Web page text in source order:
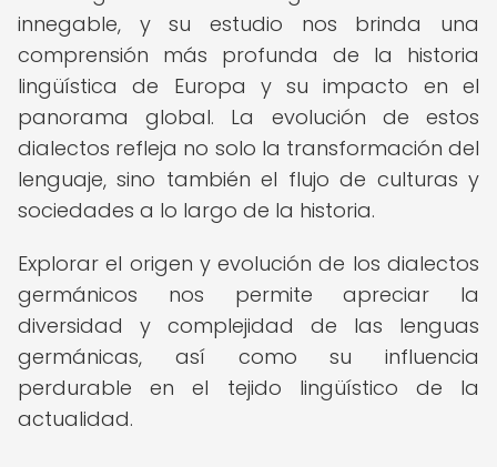
innegable, y su estudio nos brinda una
comprensión más profunda de la historia
lingüística de Europa y su impacto en el
panorama global. La evolución de estos
dialectos refleja no solo la transformación del
lenguaje, sino también el flujo de culturas y
sociedades a lo largo de la historia.
Explorar el origen y evolución de los dialectos
germánicos nos permite apreciar la
diversidad y complejidad de las lenguas
germánicas, así como su influencia
perdurable en el tejido lingüístico de la
actualidad.